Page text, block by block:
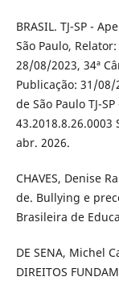
BRASIL. TJ-SP -
São Paulo,
28/08/2023, 34ª
Publicação: 31/
de São Paulo TJ-
abr. 2026.
CHAVES, Denise
de. Bullying e
Brasileira de
DE SENA, Michel
DIREITOS